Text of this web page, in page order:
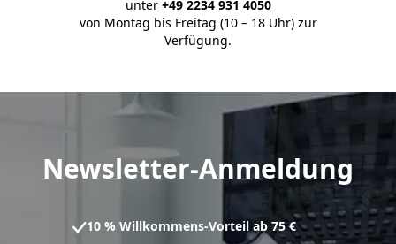
unter +49 2234 931 4050
von Montag bis Freitag (10 – 18 Uhr) zur
Verfügung.
Newsletter-Anmeldung
10 % Willkommens-Vorteil ab 75 €